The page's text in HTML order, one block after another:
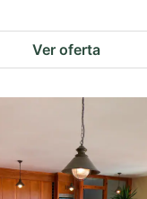
Ver oferta